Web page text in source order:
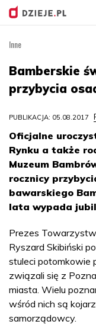
Inne
Bamberskie
przybycia
PUBLIKACJA: 05.08.2017
Oficjalne
Rynku a także
Muzeum
rocznicy
bawarskiego
lata wypada
Prezes
Ryszard Skibiński
stuleci potomkowie
związali się z
miasta. Wielu
wśród nich są
samorządowcy.